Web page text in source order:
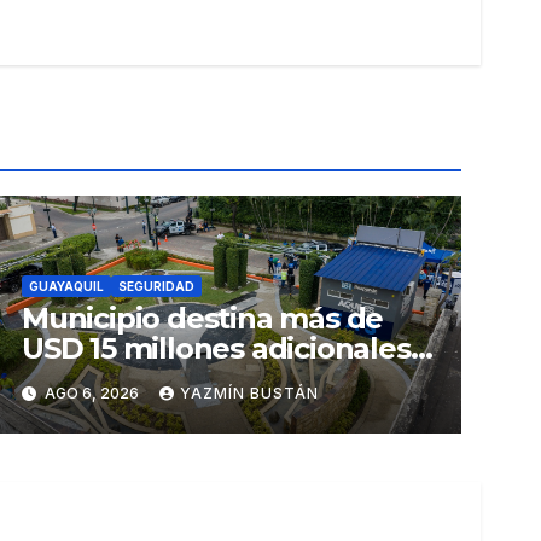
GUAYAQUIL SEGURIDAD
Municipio destina más de
USD 15 millones adicionales a
SEGURA EP para fortalecer la
seguridad ciudadana
AGO 6, 2026 YAZMÍN BUSTÁN